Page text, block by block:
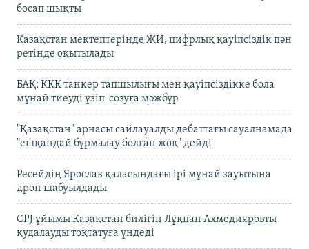
босап шықты
Қазақстан мектептерінде ЖИ, цифрлық қауіпсіздік пән
ретінде оқытылады
БАҚ: КҚК танкер тапшылығы мен қауіпсіздікке бола
мұнай тиеуді үзіп-созуға мәжбүр
"Қазақстан" арнасы сайлауалды дебаттағы сауалнамада
"ешқандай бұрмалау болған жоқ" дейді
Ресейдің Ярослав қаласындағы ірі мұнай зауытына
дрон шабуылдады
CPJ ұйымы Қазақстан билігін Лұқпан Ахмедияровты
қудалауды тоқтатуға үндеді